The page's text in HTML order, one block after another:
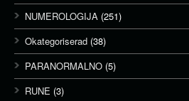
NUMEROLOGIJA (251)
Okategoriserad (38)
PARANORMALNO (5)
RUNE (3)